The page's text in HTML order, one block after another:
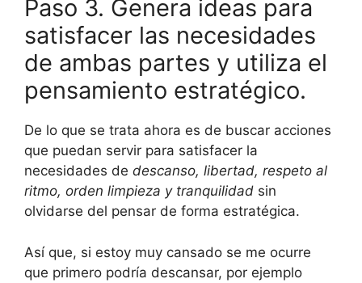
Paso 3. Genera ideas para
satisfacer las necesidades
de ambas partes y utiliza el
pensamiento estratégico.
De lo que se trata ahora es de buscar acciones
que puedan servir para satisfacer la
necesidades de descanso, libertad, respeto al
ritmo, orden limpieza y tranquilidad sin
olvidarse del pensar de forma estratégica.
Así que, si estoy muy cansado se me ocurre
que primero podría descansar, por ejemplo